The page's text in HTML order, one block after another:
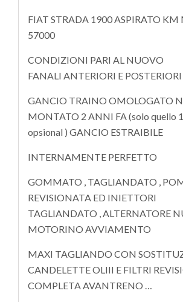
FIAT STRADA 1900 ASPIRATO
57000
CONDIZIONI PARI AL NUOVO
FANALI ANTERIORI E
GANCIO TRAINO OMOLOGATO
MONTATO 2 ANNI FA (solo quello
opsional ) GANCIO ESTRAIBILE
INTERNAMENTE PERFETTO
GOMMATO , TAGLIANDATO ,
REVISIONATA ED INIETTORI
TAGLIANDATO , ALTERNATORE
MOTORINO AVVIAMENTO
MAXI TAGLIANDO CON
CANDELETTE OLIII E FILTRI
COMPLETA AVANTRENO …